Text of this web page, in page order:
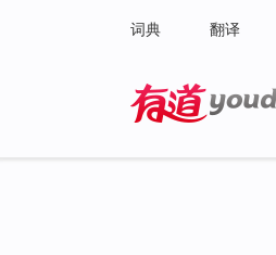
词典 翻译